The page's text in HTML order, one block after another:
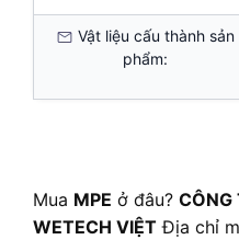
Vật liệu cấu thành sản
phẩm:
Mua MPE ở đâu? CÔNG
WETECH VIỆT Địa chỉ